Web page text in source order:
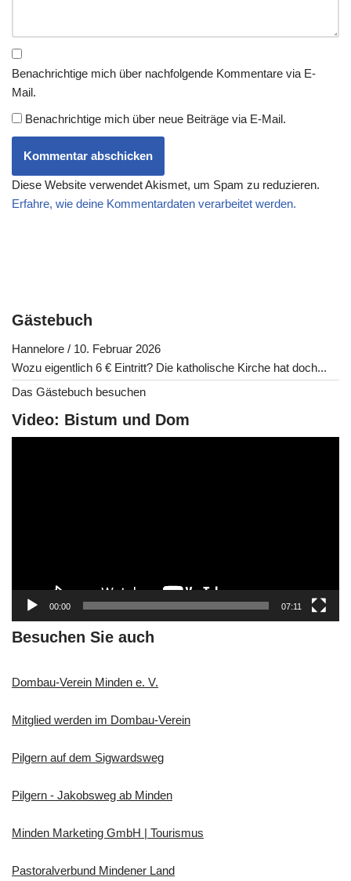
Benachrichtige mich über nachfolgende Kommentare via E-
Mail.
Benachrichtige mich über neue Beiträge via E-Mail.
Diese Website verwendet Akismet, um Spam zu reduzieren.
Erfahre, wie deine Kommentardaten verarbeitet werden.
Gästebuch
Hannelore / 10. Februar 2026
Wozu eigentlich 6 € Eintritt? Die katholische Kirche hat doch...
Das Gästebuch besuchen
Video: Bistum und Dom
e
00:00 07:11
Besuchen Sie auch
Dombau-Verein Minden e. V.
Mitglied werden im Dombau-Verein
Pilgern auf dem Sigwardsweg
Pilgern - Jakobsweg ab Minden
Minden Marketing GmbH | Tourismus
Pastoralverbund Mindener Land